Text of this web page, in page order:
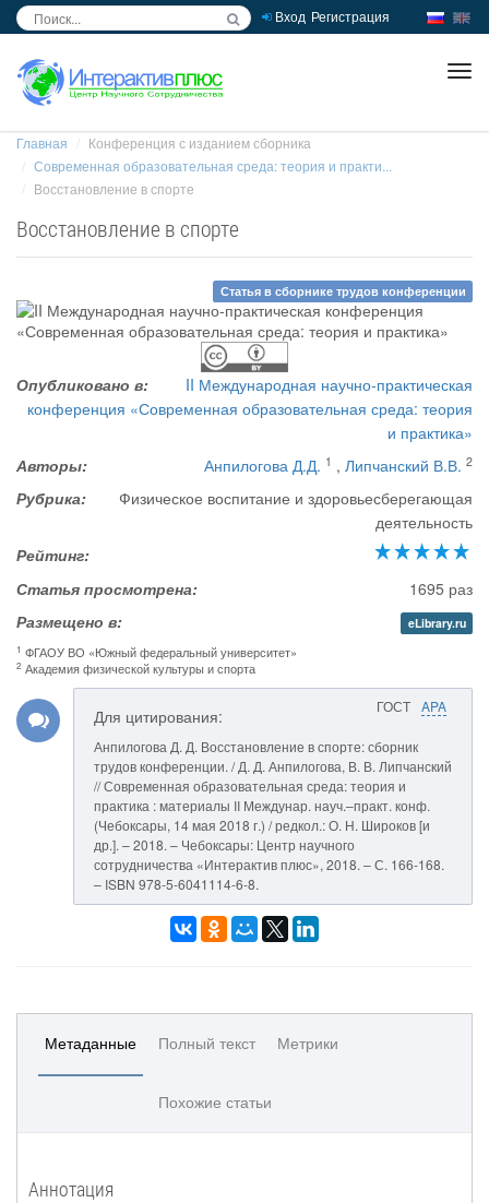
Вход Регистрация
Главная
Конференция с изданием сборника
Современная образовательная среда: теория и практи...
Восстановление в спорте
Восстановление в спорте
Статья в сборнике трудов конференции
Опубликовано в:
II Международная научно-практическая
конференция «Современная образовательная среда: теория
и практика»
Авторы:
Анпилогова Д.Д. 1 , Липчанский В.В. 2
Рубрика:
Физическое воспитание и здоровьесберегающая
деятельность
Рейтинг:
Статья просмотрена:
1695 раз
Размещено в:
eLibrary.ru
1 ФГАОУ ВО «Южный федеральный университет»
2 Академия физической культуры и спорта
ГОСТ APA
Для цитирования:
Анпилогова Д. Д. Восстановление в спорте: сборник
трудов конференции. / Д. Д. Анпилогова, В. В. Липчанский
// Современная образовательная среда: теория и
практика : материалы II Междунар. науч.–практ. конф.
(Чебоксары, 14 мая 2018 г.) / редкол.: О. Н. Широков [и
др.]. – 2018. – Чебоксары: Центр научного
сотрудничества «Интерактив плюс», 2018. – С. 166-168.
– ISBN 978-5-6041114-6-8.
Метаданные Полный текст Метрики
Похожие статьи
Аннотация